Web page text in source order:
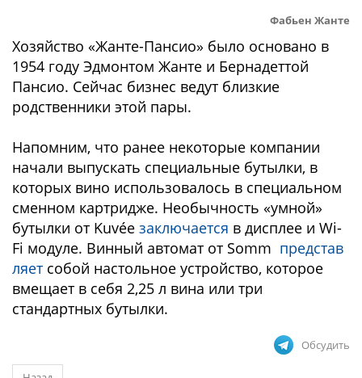
Фабьен Жанте
Хозяйство «Жанте-Пансио» было основано в
1954 году Эдмонтом Жанте и Бернадеттой
Пансио. Сейчас бизнес ведут близкие
родственники этой пары.
Напомним, что ранее некоторые компании
начали выпускать специальные бутылки, в
которых вино использовалось в специальном
сменном картридже. Необычность «умной»
бутылки от Kuvée заключается в дисплее и Wi-
Fi модуле. Винный автомат от Somm представ
ляет собой настольное устройство, которое
вмещает в себя 2,25 л вина или три
стандартных бутылки.
Обсудить